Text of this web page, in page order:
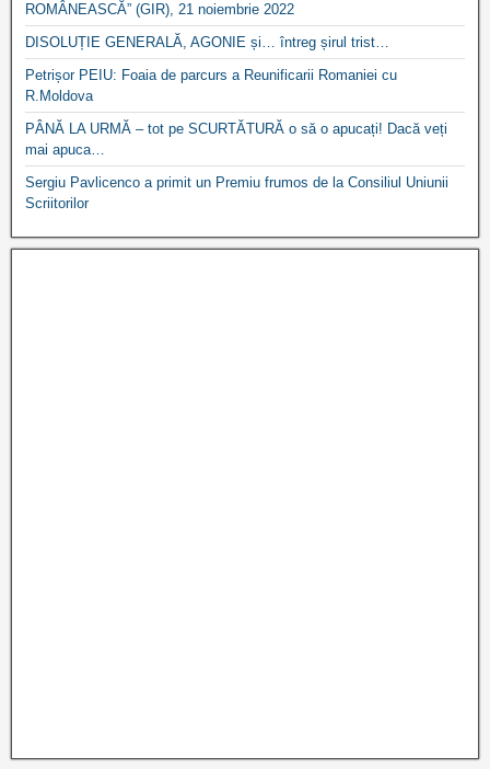
ROMÂNEASCĂ” (GIR), 21 noiembrie 2022
DISOLUȚIE GENERALĂ, AGONIE și… întreg șirul trist…
Petrișor PEIU: Foaia de parcurs a Reunificarii Romaniei cu
R.Moldova
PÂNĂ LA URMĂ – tot pe SCURTĂTURĂ o să o apucați! Dacă veți
mai apuca…
Sergiu Pavlicenco a primit un Premiu frumos de la Consiliul Uniunii
Scriitorilor